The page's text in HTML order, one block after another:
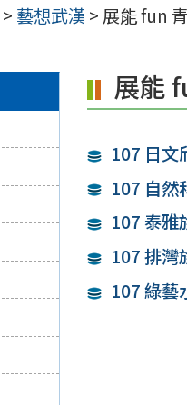
> 藝想武漢 > 展能 fun
展能
107 日文
107 自然
107 泰雅
107 排灣
107 綠藝